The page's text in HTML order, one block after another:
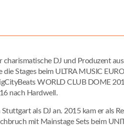
charismatische DJ und Produzent
Stages beim ULTRA MUSIC
WORLD CLUB DOME
nach Hardwell.
als DJ an. 2015 kam er als
mit Mainstage Sets beim